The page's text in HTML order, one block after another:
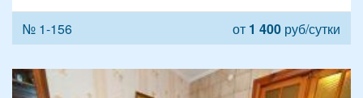
№ 1-156 от 1 400 руб/сутки